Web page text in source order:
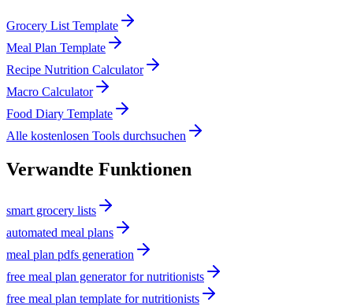
Grocery List Template
Meal Plan Template
Recipe Nutrition Calculator
Macro Calculator
Food Diary Template
Alle kostenlosen Tools durchsuchen
Verwandte Funktionen
smart grocery lists
automated meal plans
meal plan pdfs generation
free meal plan generator for nutritionists
free meal plan template for nutritionists